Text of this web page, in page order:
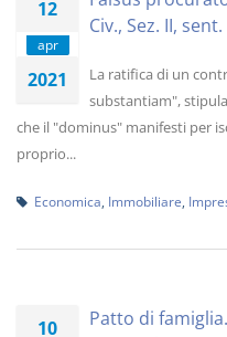
12
apr
2021
Civ., Sez. II,
La ratifica di un
substantiam",
che il "dominus" manifesti per
proprio...
Economica Immobiliare
10
Patto di